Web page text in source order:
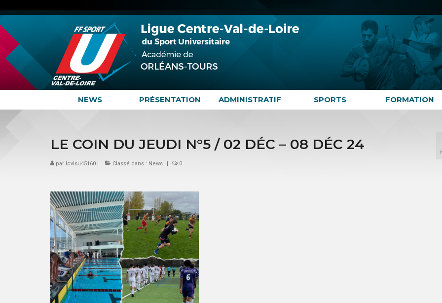
NEWS PRÉSENTATION ADMINISTRATIF SPORTS FORMATION
LE COIN DU JEUDI N°5 / 02 DÉC – 08 DÉC 24
par lcvlsu45160 | Classé dans : News | 0